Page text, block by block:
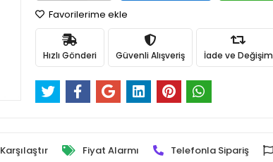
Favorilerime ekle
Hızlı Gönderi Güvenli Alışveriş İade ve Değişim
Karşılaştır Fiyat Alarmı Telefonla Sipariş